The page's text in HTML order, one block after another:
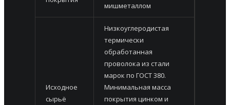
мишметаллом
Исходное
сырьё
Низкоуглеродистая
термически
обработанная
проволока из стали
марок по ГОСТ 380.
Минимальная масса
покрытия цинком и